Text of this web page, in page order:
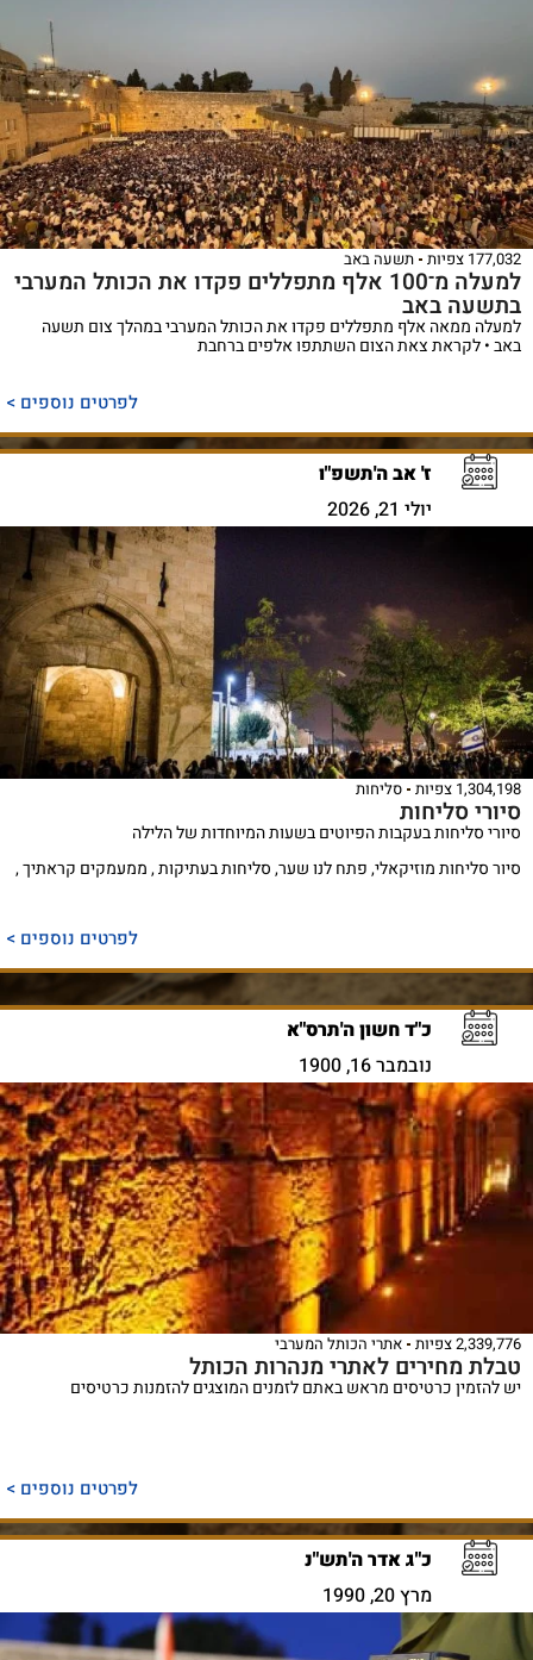
177,032 צפיות תשעה באב
למעלה מ־100 אלף מתפללים פקדו את הכותל המערבי
בתשעה באב
למעלה ממאה אלף מתפללים פקדו את הכותל המערבי במהלך צום תשעה
באב • לקראת צאת הצום השתתפו אלפים ברחבת
לפרטים נוספים >
ז' אב ה'תשפ"ו
יולי 21, 2026
1,304,198 צפיות סליחות
סיורי סליחות
סיורי סליחות בעקבות הפיוטים בשעות המיוחדות של הלילה
סיור סליחות מוזיקאלי, פתח לנו שער, סליחות בעתיקות , ממעמקים קראתיך ,
לפרטים נוספים >
כ"ד חשון ה'תרס"א
נובמבר 16, 1900
2,339,776 צפיות אתרי הכותל המערבי
טבלת מחירים לאתרי מנהרות הכותל
יש להזמין כרטיסים מראש באתם לזמנים המוצגים להזמנות כרטיסים
לפרטים נוספים >
כ"ג אדר ה'תש"נ
מרץ 20, 1990